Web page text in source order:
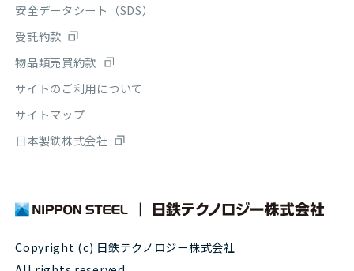
安全データシート（SDS）
受託約款
物品類売買約款
サイトのご利用について
サイトマップ
日本製鉄株式会社
Copyright (c) 日鉄テクノロジー株式会社